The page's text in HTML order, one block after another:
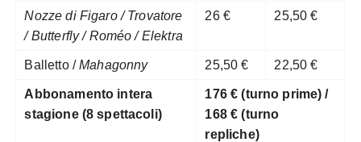
Nozze di Figaro / Trovatore
/ Butterfly / Roméo / Elektra
26 € 25,50 €
Balletto /Mahagonny 25,50 € 22,50 €
Abbonamento intera
stagione (8 spettacoli)
176 € (turno prime) /
168 € (turno
repliche)